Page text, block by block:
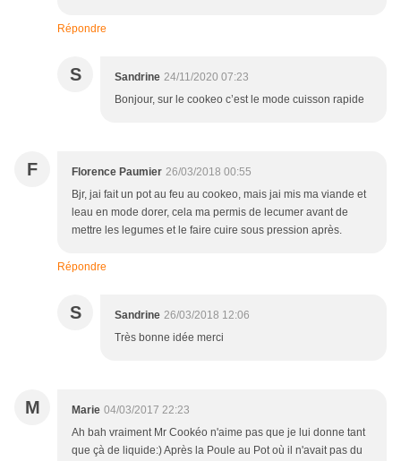
Répondre
S Sandrine 24/11/2020 07:23
Bonjour, sur le cookeo c’est le mode cuisson rapide
F Florence Paumier 26/03/2018 00:55
Bjr, jai fait un pot au feu au cookeo, mais jai mis ma viande et
leau en mode dorer, cela ma permis de lecumer avant de
mettre les legumes et le faire cuire sous pression après.
Répondre
S Sandrine 26/03/2018 12:06
Très bonne idée merci
M Marie 04/03/2017 22:23
Ah bah vraiment Mr Cookéo n'aime pas que je lui donne tant
que çà de liquide:) Après la Poule au Pot où il n'avait pas du